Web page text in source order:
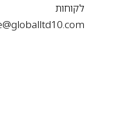
לקוחות
office@globalltd10.com